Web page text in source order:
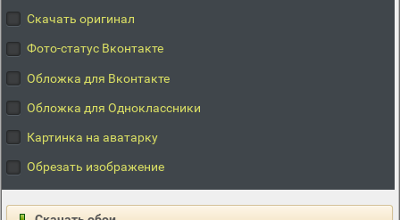
Скачать оригинал
Фото-статус Вконтакте
Обложка для Вконтакте
Обложка для Одноклассники
Картинка на аватарку
Обрезать изображение